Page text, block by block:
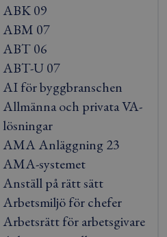
ABK 09
ABM 07
ABT 06
ABT-U 07
AI för byggbranschen
Allmänna och privata VA-
lösningar
AMA Anläggning 23
AMA-systemet
Anställ på rätt sätt
Arbetsmiljö för chefer
Arbetsrätt för arbetsgivare